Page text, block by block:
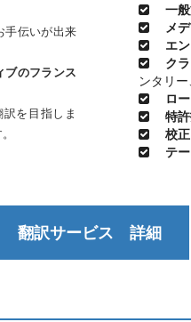
手伝いが出来
ブのフランス
を目指しま
一
メ
エン
クラ
ンタリ
ロー
特許
校正
テー
翻訳サービス 詳細